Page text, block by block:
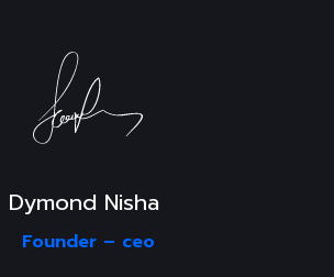
Dymond Nisha
Founder – ceo